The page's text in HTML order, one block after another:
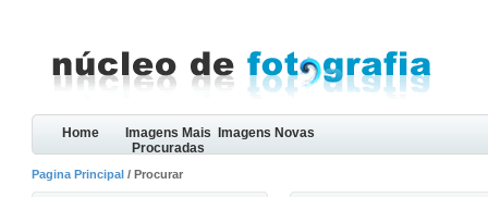
Home
Imagens Mais
Procuradas
Imagens Novas
Pagina Principal / Procurar